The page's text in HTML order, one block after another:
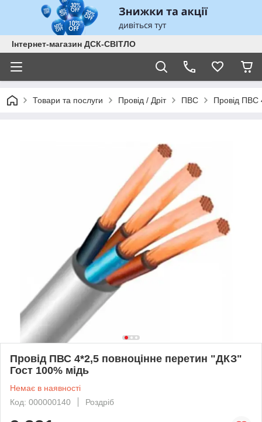
Інтернет-магазин ДСК-СВІТЛО
Товари та послуги Провід / Дріт ПВС Провід ПВС
Провід ПВС 4*2,5 повноцінне перетин "ДКЗ"
Гост 100% мідь
Немає в наявності
Код: 000000140
Роздріб